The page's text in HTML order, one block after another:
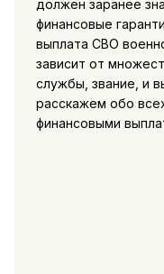
должен заранее
финансовые
выплата СВО
зависит от
службы, звание, и
расскажем обо
финансовыми